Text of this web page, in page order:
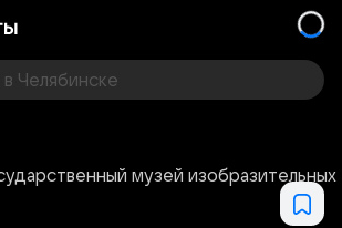
в Челябинске